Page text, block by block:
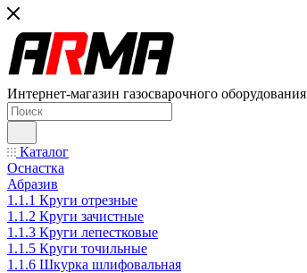
Интернет-магазин газосварочного оборудования
Каталог
Оснастка
Абразив
1.1.1 Круги отрезные
1.1.2 Круги зачистные
1.1.3 Круги лепестковые
1.1.5 Круги точильные
1.1.6 Шкурка шлифовальная